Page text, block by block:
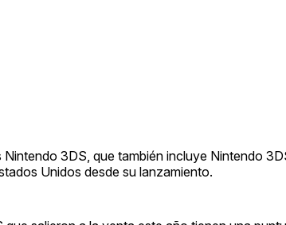
3DS, que también incluye Nintendo
Unidos desde su lanzamiento.